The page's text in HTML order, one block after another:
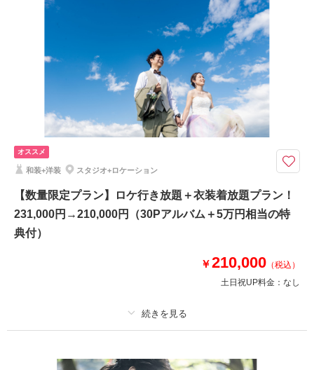
小物一式
データ 400 カット 台紙付写真
衣装追加 会食 挙式
家族用衣装レンタル ペットと撮影
その他含むもの
ブーケ・撮影小物・ロケ出張費
初回ご来店&ご成約で20,000円OFF！+50,000円相当の特典付き！
アルバム30P・衣装・美容・ロケ出張費・撮影小物等撮影に必要なものすべ
もチェンジし放題だから、安心！スタジオもロケーションも行き放題で出張
費0円！追加料金なしの安心プラン！
を確認する
オススメ
和装+洋装 スタジオ+ロケーション
【数量限定プラン】ロケ行き放題＋衣装着放題プラン！
231,000円→210,000円（30Pアルバム＋5万円相当の特
典付）
￥210,000 （税込）
土日祝UP料金： なし
撮影料 新婦衣装4着 新郎衣装3着